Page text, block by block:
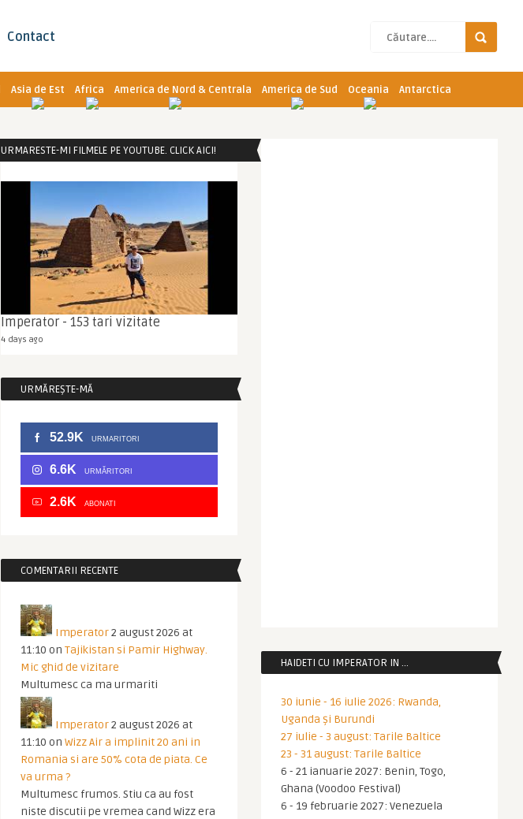
Contact
Asia de Est Africa America de Nord & Centrala America de Sud Oceania Antarctica
URMARESTE-MI FILMELE PE YOUTUBE. CLICK AICI!
Imperator - 153 tari vizitate
4 days ago
URMĂREȘTE-MĂ
52.9K URMARITORI
6.6K URMĂRITORI
2.6K ABONATI
COMENTARII RECENTE
Imperator2 august 2026 at
11:10 on Tajikistan si Pamir Highway.
Mic ghid de vizitare
Multumesc ca ma urmariti
Imperator2 august 2026 at
11:10 on Wizz Air a implinit 20 ani in
Romania si are 50% cota de piata. Ce
va urma ?
Multumesc frumos. Stiu ca au fost
niste discutii pe vremea cand Wizz era
HAIDETI CU IMPERATOR IN …
30 iunie - 16 iulie 2026: Rwanda,
Uganda și Burundi
27 iulie - 3 august: Tarile Baltice
23 - 31 august: Tarile Baltice
6 - 21 ianuarie 2027: Benin, Togo,
Ghana (Voodoo Festival)
6 - 19 februarie 2027: Venezuela